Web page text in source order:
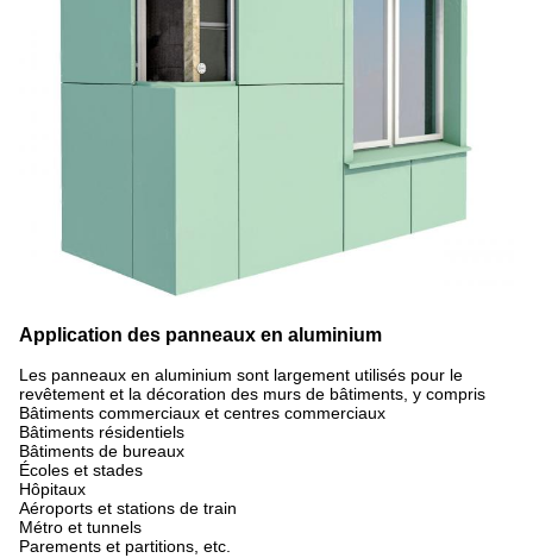
Application des panneaux en aluminium
Les panneaux en aluminium sont largement utilisés pour le
revêtement et la décoration des murs de bâtiments, y compris
Bâtiments commerciaux et centres commerciaux
Bâtiments résidentiels
Bâtiments de bureaux
Écoles et stades
Hôpitaux
Aéroports et stations de train
Métro et tunnels
Parements et partitions, etc.